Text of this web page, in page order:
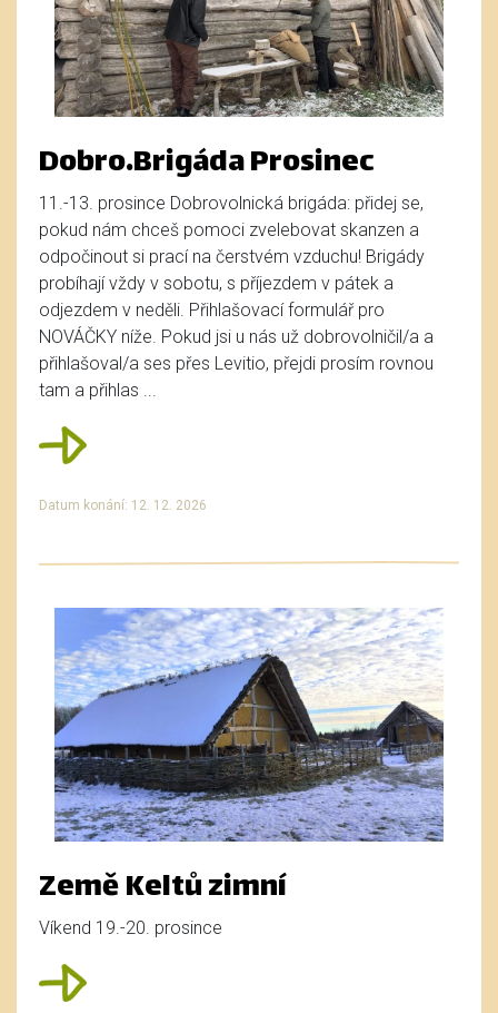
Dobro.Brigáda Prosinec
11.-13. prosince Dobrovolnická brigáda: přidej se,
pokud nám chceš pomoci zvelebovat skanzen a
odpočinout si prací na čerstvém vzduchu! Brigády
probíhají vždy v sobotu, s příjezdem v pátek a
odjezdem v neděli. Přihlašovací formulář pro
NOVÁČKY níže. Pokud jsi u nás už dobrovolničil/a a
přihlašoval/a ses přes Levitio, přejdi prosím rovnou
tam a přihlas ...
Datum konání: 12. 12. 2026
Země Keltů zimní
Víkend 19.-20. prosince